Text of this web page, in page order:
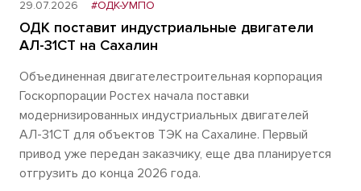
29.07.2026 #ОДК-УМПО
ОДК поставит индустриальные двигатели
АЛ-31СТ на Сахалин
Объединенная двигателестроительная корпорация
Госкорпорации Ростех начала поставки
модернизированных индустриальных двигателей
АЛ-31СТ для объектов ТЭК на Сахалине. Первый
привод уже передан заказчику, еще два планируется
отгрузить до конца 2026 года.